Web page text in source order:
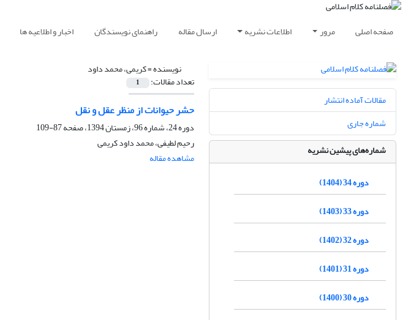
صفحه اصلی مرور اطلاعات نشریه ارسال مقاله راهنمای نویسندگان اخبار و اطلاعیه ها
نویسنده =کریمی، محمد داود
تعداد مقالات: 1
حشر حیوانات از منظر عقل و نقل
دوره 24، شماره 96، زمستان 1394، صفحه
87-109
رحیم لطیفی، محمد داود کریمی
مشاهده مقاله
مقالات آماده انتشار
شماره جاری
شماره‌های پیشین نشریه
دوره 34 (1404)
دوره 33 (1403)
دوره 32 (1402)
دوره 31 (1401)
دوره 30 (1400)